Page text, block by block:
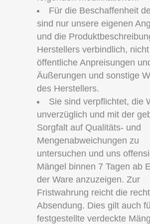
Für die Beschaffenheit
sind nur unsere eigenen
und die
Herstellers verbindlich,
öffentliche Anpreisungen
Äußerungen und sonstige
des Herstellers.
Sie sind verpflichtet, die
unverzüglich und mit der
Sorgfalt auf Qualitäts- und
Mengenabweichungen zu
untersuchen und uns
Mängel binnen 7 Tagen ab
der Ware anzuzeigen. Zur
Fristwahrung reicht die
Absendung. Dies gilt auch
festgestellte verdeckte